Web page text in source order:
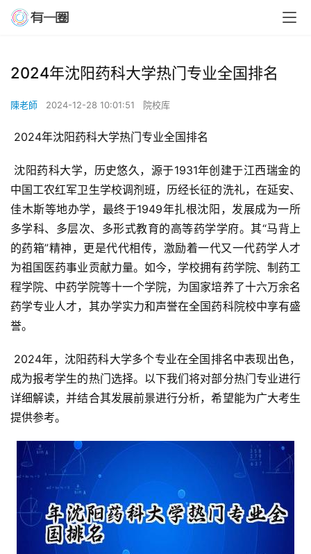
2024年沈阳药科大学热门专业全国排名
陳老師 2024-12-28 10:01:51 院校库
2024年沈阳药科大学热门专业全国排名
中国工农红军卫生学校调剂班，历经长征的洗礼，在延安、
佳木斯等地办学，最终于1949年扎根沈阳，发展成为一所
多学科、多层次、多形式教育的高等药学学府。其“马背上
的药箱”精神，更是代代相传，激励着一代又一代药学人才
为祖国医药事业贡献力量。如今，学校拥有药学院、制药工
程学院、中药学院等十一个学院，为国家培养了十六万余名
药学专业人才，其办学实力和声誉在全国药科院校中享有盛
誉。
成为报考学生的热门选择。以下我们将对部分热门专业进行
详细解读，并结合其发展前景进行分析，希望能为广大考生
提供参考。